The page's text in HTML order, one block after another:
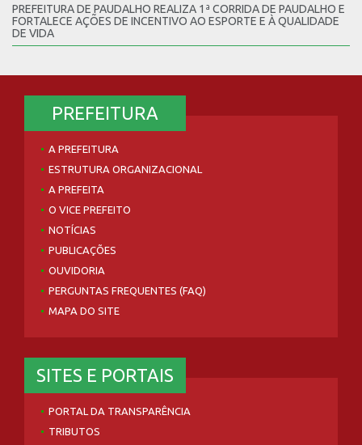
PREFEITURA DE PAUDALHO REALIZA 1ª CORRIDA DE PAUDALHO E
FORTALECE AÇÕES DE INCENTIVO AO ESPORTE E À QUALIDADE
DE VIDA
PREFEITURA
A PREFEITURA
ESTRUTURA ORGANIZACIONAL
A PREFEITA
O VICE PREFEITO
NOTÍCIAS
PUBLICAÇÕES
OUVIDORIA
PERGUNTAS FREQUENTES (FAQ)
MAPA DO SITE
SITES E PORTAIS
PORTAL DA TRANSPARÊNCIA
TRIBUTOS